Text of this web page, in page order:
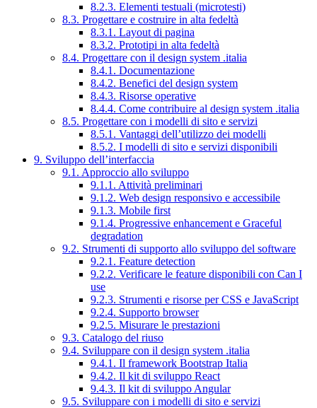
8.2.3. Elementi testuali (microtesti)
8.3. Progettare e costruire in alta fedeltà
8.3.1. Layout di pagina
8.3.2. Prototipi in alta fedeltà
8.4. Progettare con il design system .italia
8.4.1. Documentazione
8.4.2. Benefici del design system
8.4.3. Risorse operative
8.4.4. Come contribuire al design system .italia
8.5. Progettare con i modelli di sito e servizi
8.5.1. Vantaggi dell’utilizzo dei modelli
8.5.2. I modelli di sito e servizi disponibili
9. Sviluppo dell’interfaccia
9.1. Approccio allo sviluppo
9.1.1. Attività preliminari
9.1.2. Web design responsivo e accessibile
9.1.3. Mobile first
9.1.4. Progressive enhancement e Graceful
degradation
9.2. Strumenti di supporto allo sviluppo del software
9.2.1. Feature detection
9.2.2. Verificare le feature disponibili con Can I
use
9.2.3. Strumenti e risorse per CSS e JavaScript
9.2.4. Supporto browser
9.2.5. Misurare le prestazioni
9.3. Catalogo del riuso
9.4. Sviluppare con il design system .italia
9.4.1. Il framework Bootstrap Italia
9.4.2. Il kit di sviluppo React
9.4.3. Il kit di sviluppo Angular
9.5. Sviluppare con i modelli di sito e servizi